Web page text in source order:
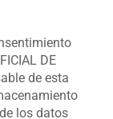
DE
de esta
los datos